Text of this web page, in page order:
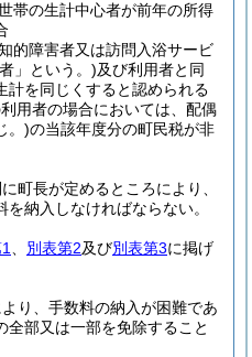
帯の生計中心者が前年の所得
的障害者又は訪問入浴サービ
」という。)及び利用者と同
計を同じくすると認められる
用者の場合においては、配偶
。)の当該年度分の町民税が非
町長が定めるところにより、
納入しなければならない。
別表第2及び別表第3に掲げ
り、手数料の納入が困難であ
全部又は一部を免除すること